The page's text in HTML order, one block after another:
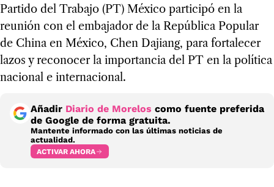
Partido del Trabajo (PT) México participó en la
reunión con el embajador de la República Popular
de China en México, Chen Dajiang, para fortalecer
lazos y reconocer la importancia del PT en la política
nacional e internacional.
Añadir Diario de Morelos como fuente preferida
de Google de forma gratuita.
Mantente informado con las últimas noticias de
actualidad.
ACTIVAR AHORA